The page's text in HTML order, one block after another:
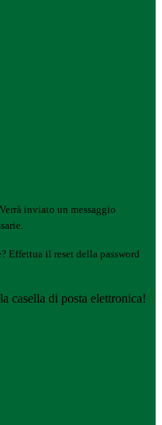
Verrà inviato un messaggio
Effettua il reset della password
casella di posta elettronica!